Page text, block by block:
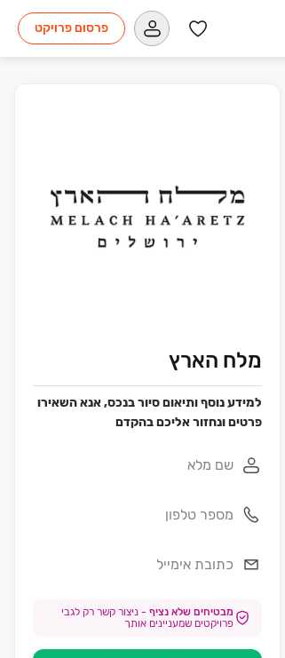
פרסום פרויקט
מלח הארץ
למידע נוסף ותיאום סיור בנכס, אנא השאירו
פרטים ונחזור אליכם בהקדם
מבטיחים שלא נציף - ניצור קשר רק לגבי
פרויקטים שמעניינים אותך